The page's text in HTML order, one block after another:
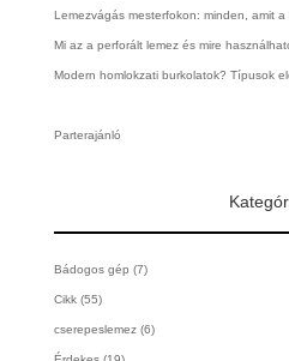
Lemezvágás mesterfokon: minden, amit
Mi az a perforált lemez és mire
Modern homlokzati burkolatok? Típusok
Parterajánló
Bádogos gép (7)
Cikk(55)
cserepeslemez(6)